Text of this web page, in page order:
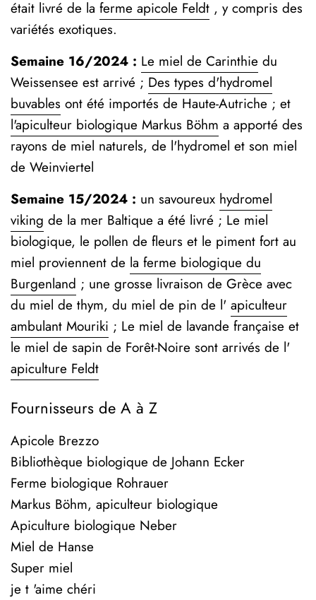
était livré de la ferme apicole Feldt , y compris des
variétés exotiques.
Semaine 16/2024 : Le miel de Carinthie du
Weissensee est arrivé ; Des types d'hydromel
buvables ont été importés de Haute-Autriche ; et
l'apiculteur biologique Markus Böhm a apporté des
rayons de miel naturels, de l'hydromel et son miel
de Weinviertel
Semaine 15/2024 : un savoureux hydromel
viking de la mer Baltique a été livré ; Le miel
biologique, le pollen de fleurs et le piment fort au
miel proviennent de la ferme biologique du
Burgenland ; une grosse livraison de Grèce avec
du miel de thym, du miel de pin de l' apiculteur
ambulant Mouriki ; Le miel de lavande française et
le miel de sapin de Forêt-Noire sont arrivés de l'
apiculture Feldt
Fournisseurs de A à Z
Apicole Brezzo
Bibliothèque biologique de Johann Ecker
Ferme biologique Rohrauer
Markus Böhm, apiculteur biologique
Apiculture biologique Neber
Miel de Hanse
Super miel
je t 'aime chéri